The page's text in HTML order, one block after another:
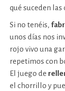
qué suceden las
Si no tenéis,
unos días nos
rojo vivo una
repetimos con
El juego de
el chorrillo y